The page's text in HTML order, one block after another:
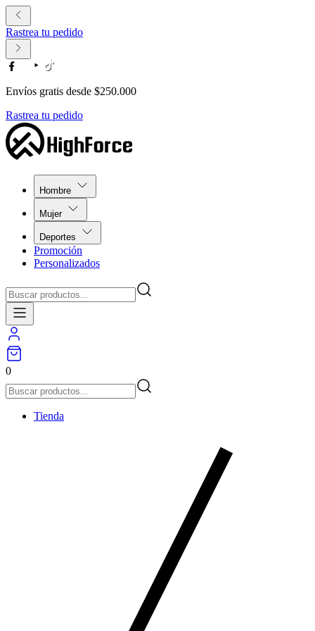
Rastrea tu pedido
Envíos gratis desde $250.000
Rastrea tu pedido
Hombre
Mujer
Deportes
Promoción
Personalizados
0
Tienda